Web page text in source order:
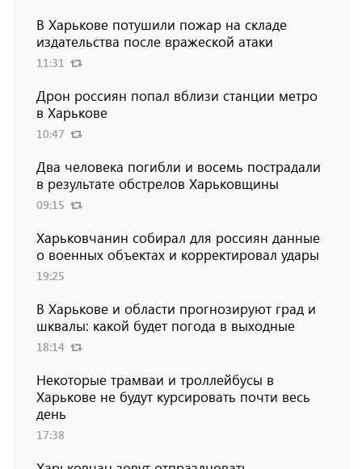
В Харькове потушили пожар на складе
издательства после вражеской атаки
11:31
Дрон россиян попал вблизи станции метро
в Харькове
10:47
Два человека погибли и восемь пострадали
в результате обстрелов Харьковщины
09:15
Харьковчанин собирал для россиян данные
о военных объектах и ​​корректировал удары
19:25
В Харькове и области прогнозируют град и
шквалы: какой будет погода в выходные
18:14
Некоторые трамваи и троллейбусы в
Харькове не будут курсировать почти весь
день
17:38